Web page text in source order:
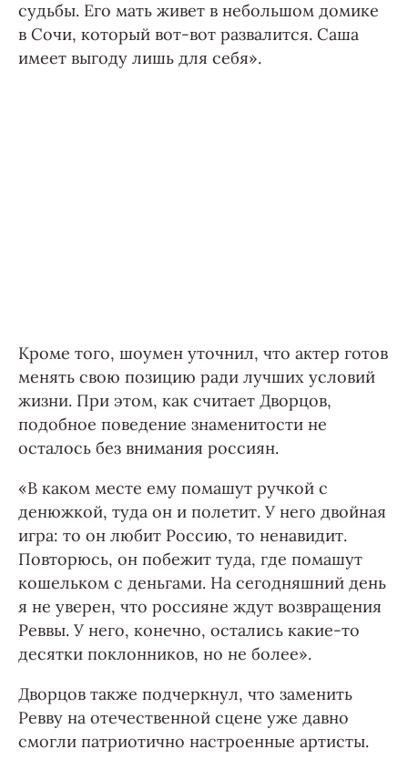
судьбы. Его мать живет в небольшом домике
в Сочи, который вот-вот развалится. Саша
имеет выгоду лишь для себя».
Кроме того, шоумен уточнил, что актер готов
менять свою позицию ради лучших условий
жизни. При этом, как считает Дворцов,
подобное поведение знаменитости не
осталось без внимания россиян.
«В каком месте ему помашут ручкой с
денюжкой, туда он и полетит. У него двойная
игра: то он любит Россию, то ненавидит.
Повторюсь, он побежит туда, где помашут
кошельком с деньгами. На сегодняшний день
я не уверен, что россияне ждут возвращения
Реввы. У него, конечно, остались какие-то
десятки поклонников, но не более».
Дворцов также подчеркнул, что заменить
Ревву на отечественной сцене уже давно
смогли патриотично настроенные артисты.